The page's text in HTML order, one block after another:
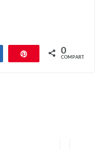
Compartilhar 0
COMPART.